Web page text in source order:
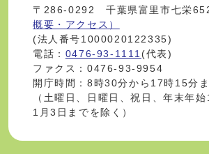
〒286-0292 千葉県富里市七栄
概要・アクセス）
(法人番号1000020122335)
電話： 0476-93-1111 (代表)
ファクス：0476-93-9954
開庁時間：8時30分から17時15分
（土曜日、日曜日、祝日、年末年
1月3日までを除く）